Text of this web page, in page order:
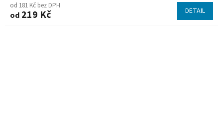
od 181 Kč bez DPH
od 219 Kč DETAIL